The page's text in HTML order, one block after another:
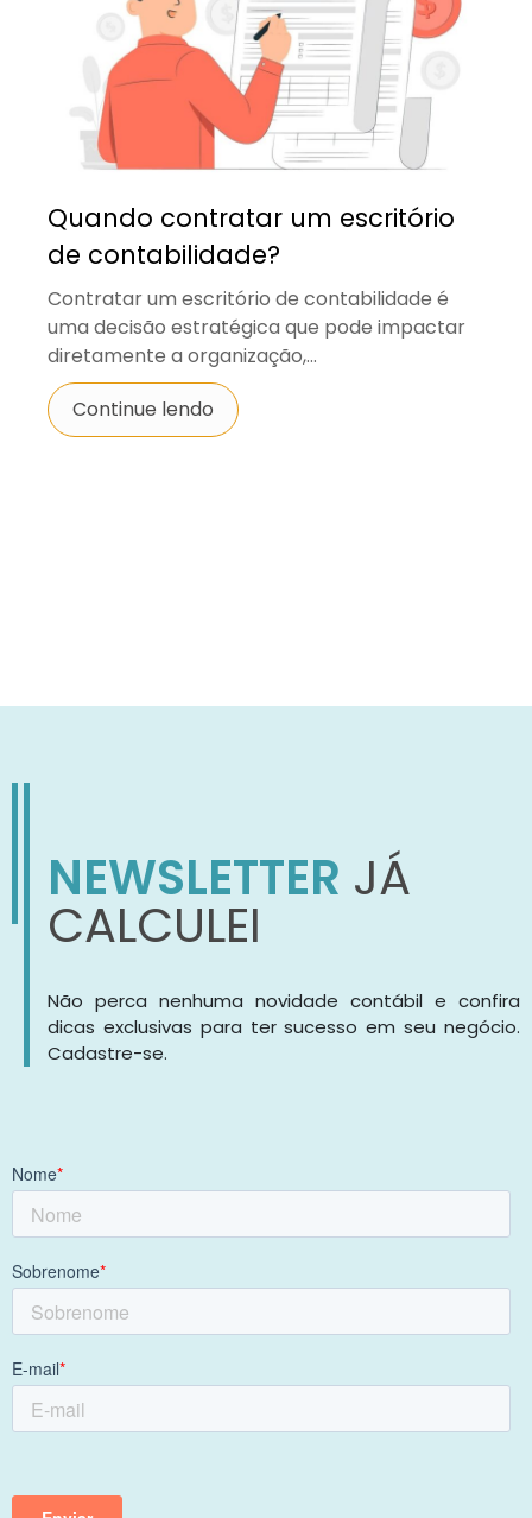
Quando contratar um escritório
de contabilidade?
Contratar um escritório de contabilidade é
uma decisão estratégica que pode impactar
diretamente a organização,...
Continue lendo
NEWSLETTER JÁ
CALCULEI
Não perca nenhuma novidade contábil e confira
dicas exclusivas para ter sucesso em seu negócio.
Cadastre-se.